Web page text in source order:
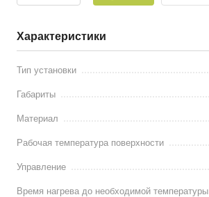
Характеристики
Тип установки
Габариты
Материал
Рабочая температура поверхности
Управление
Время нагрева до необходимой температуры